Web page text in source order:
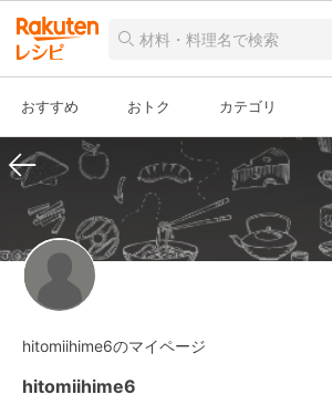
おすすめ おトク カテゴリ
hitomiihime6のマイページ
hitomiihime6